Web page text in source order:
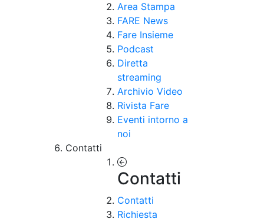
Area Stampa
FARE News
Fare Insieme
Podcast
Diretta
streaming
Archivio Video
Rivista Fare
Eventi intorno a
noi
Contatti
Contatti
Contatti
Richiesta